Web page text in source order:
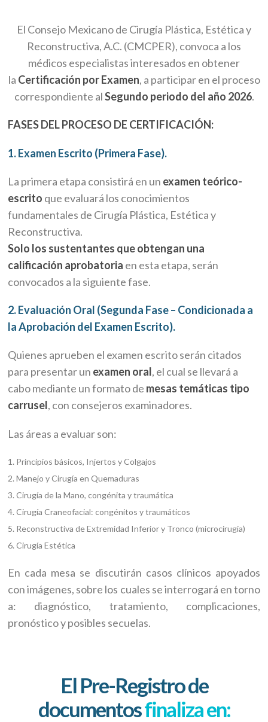
El Consejo Mexicano de Cirugía Plástica, Estética y
Reconstructiva, A.C. (CMCPER), convoca a los
médicos especialistas interesados en obtener
la Certificación por Examen, a participar en el proceso
correspondiente alSegundo periodo del año 2026.
FASES DEL PROCESO DE CERTIFICACIÓN:
1. Examen Escrito (Primera Fase).
La primera etapa consistirá en un examen teórico-
escrito que evaluará los conocimientos
fundamentales de Cirugía Plástica, Estética y
Reconstructiva.
Solo los sustentantes que obtengan una
calificación aprobatoria en esta etapa, serán
convocados a la siguiente fase.
2. Evaluación Oral (Segunda Fase – Condicionada a
la Aprobación del Examen Escrito).
Quienes aprueben el examen escrito serán citados
para presentar un examen oral, el cual se llevará a
cabo mediante un formato de mesas temáticas tipo
carrusel, con consejeros examinadores.
Las áreas a evaluar son:
Principios básicos, Injertos y Colgajos
Manejo y Cirugía en Quemaduras
Cirugía de la Mano, congénita y traumática
Cirugía Craneofacial: congénitos y traumáticos
Reconstructiva de Extremidad Inferior y Tronco (microcirugía)
Cirugía Estética
En cada mesa se discutirán casos clínicos apoyados
con imágenes, sobre los cuales se interrogará en torno
a: diagnóstico, tratamiento, complicaciones,
pronóstico y posibles secuelas.
El Pre-Registro de
documentosfinaliza en: